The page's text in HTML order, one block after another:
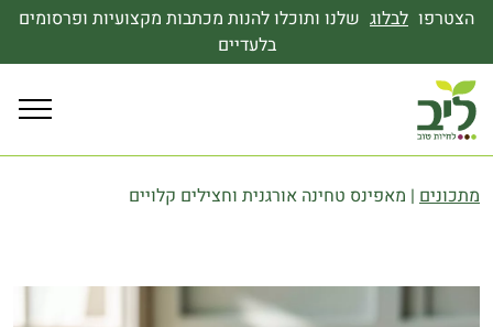
הצטרפו לבלוג שלנו ותוכלו להנות מכתבות מקצועיות ופרסומים
בלעדיים
מתכונים | מאפינס טחינה אורגנית וחצילים קלויים